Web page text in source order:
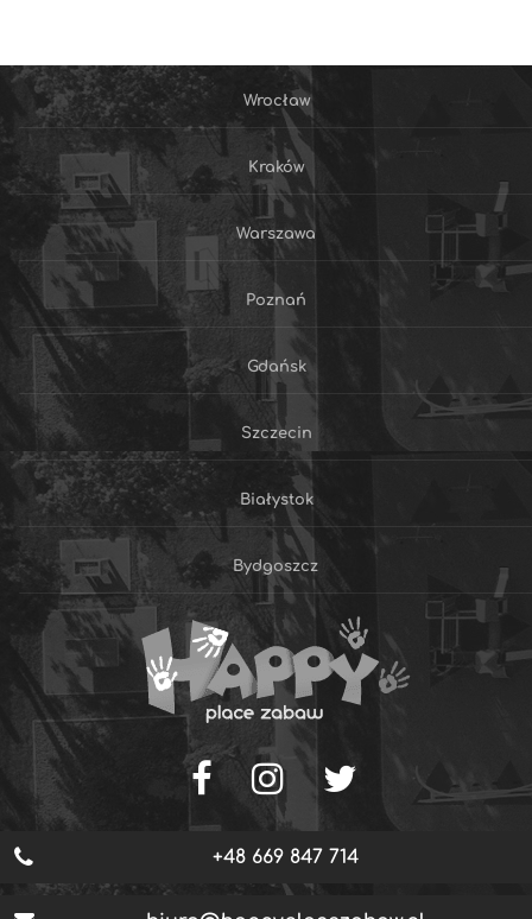
Wrocław
Kraków
Warszawa
Poznań
Gdańsk
Szczecin
Białystok
Bydgoszcz
+48 669 847 714